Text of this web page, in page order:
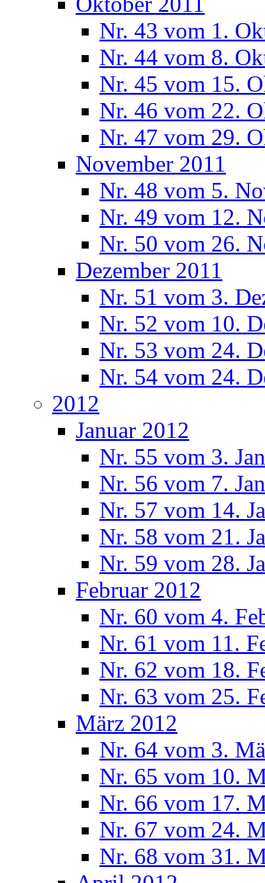
Nr. 43 vom 1.
Nr. 44 vom 8.
Nr. 45 vom 15.
Nr. 46 vom 22.
Nr. 47 vom 29.
November 2011
Nr. 48 vom 5.
Nr. 49 vom 12.
Nr. 50 vom 26.
Dezember 2011
Nr. 51 vom 3.
Nr. 52 vom 10.
Nr. 53 vom 24.
Nr. 54 vom 24.
2012
Januar 2012
Nr. 55 vom 3.
Nr. 56 vom 7.
Nr. 57 vom 14.
Nr. 58 vom 21.
Nr. 59 vom 28.
Februar 2012
Nr. 60 vom 4.
Nr. 61 vom 11.
Nr. 62 vom 18.
Nr. 63 vom 25.
März 2012
Nr. 64 vom 3.
Nr. 65 vom 10.
Nr. 66 vom 17.
Nr. 67 vom 24.
Nr. 68 vom 31.